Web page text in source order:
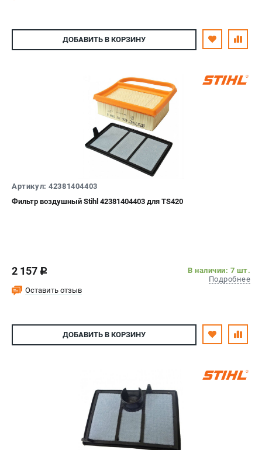
ДОБАВИТЬ В КОРЗИНУ
Артикул: 42381404403
Фильтр воздушный Stihl 42381404403 для TS420
2 157 c
В наличии: 7 шт.
Подробнее
Оставить отзыв
ДОБАВИТЬ В КОРЗИНУ